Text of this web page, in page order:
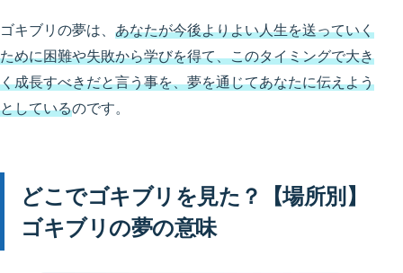
ゴキブリの夢は、 あなたが今後よりよい人生を送っていく
ために困難や失敗から学びを得て、このタイミングで大き
く成長すべきだと言う事を、夢を通じてあなたに伝えよう
としているのです。
どこでゴキブリを見た？【場所別】
ゴキブリの夢の意味